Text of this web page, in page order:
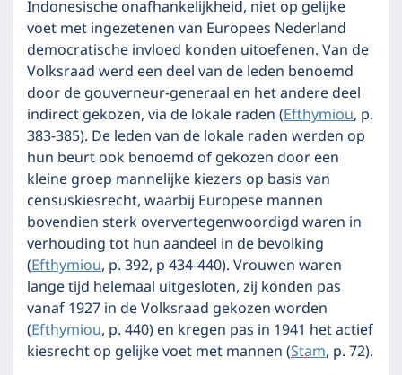
Indonesische onafhankelijkheid, niet op gelijke
voet met ingezetenen van Europees Nederland
democratische invloed konden uitoefenen. Van de
Volksraad werd een deel van de leden benoemd
door de gouverneur-generaal en het andere deel
indirect gekozen, via de lokale raden (Efthymiou, p.
383-385). De leden van de lokale raden werden op
hun beurt ook benoemd of gekozen door een
kleine groep mannelijke kiezers op basis van
censuskiesrecht, waarbij Europese mannen
bovendien sterk oververtegenwoordigd waren in
verhouding tot hun aandeel in de bevolking
(Efthymiou, p. 392, p 434-440). Vrouwen waren
lange tijd helemaal uitgesloten, zij konden pas
vanaf 1927 in de Volksraad gekozen worden
(Efthymiou, p. 440) en kregen pas in 1941 het actief
kiesrecht op gelijke voet met mannen (Stam, p. 72).